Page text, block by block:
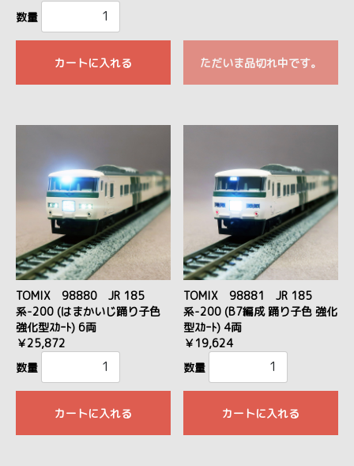
数量
カートに入れる ただいま品切れ中です。
TOMIX 98880 JR 185
系-200 (はまかいじ踊り子色
強化型ｽｶｰﾄ) 6両
￥25,872
数量
カートに入れる
TOMIX 98881 JR 185
系-200 (B7編成 踊り子色 強化
型ｽｶｰﾄ) 4両
￥19,624
数量
カートに入れる